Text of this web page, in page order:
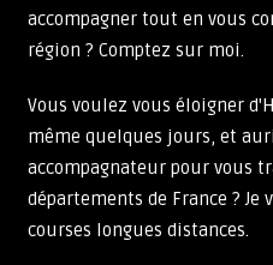
accompagner tout en vous
région ? Comptez sur moi.
Vous voulez vous éloigner
même quelques jours, et
accompagnateur pour vous
départements de France ? Je
courses longues distances.